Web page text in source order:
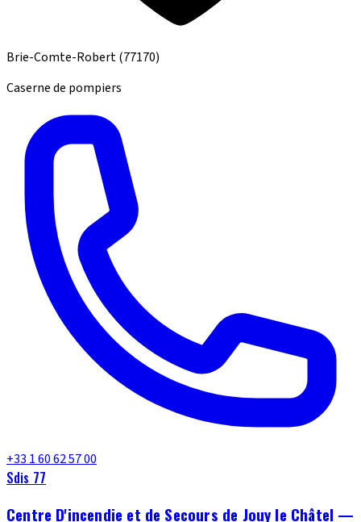
Brie-Comte-Robert(77170)
Caserne de pompiers
+33 1 60 62 57 00
Sdis 77
Centre D'incendie et de Secours de Jouy le Châtel —